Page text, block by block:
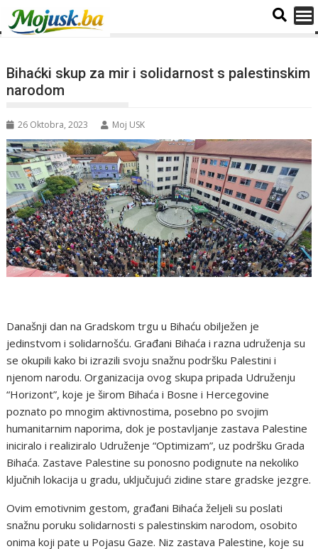
Bihaćki skup za mir i solidarnost s palestinskim
narodom
26 Oktobra, 2023 Moj USK
Današnji dan na Gradskom trgu u Bihaću obilježen je
jedinstvom i solidarnošću. Građani Bihaća i razna udruženja su
se okupili kako bi izrazili svoju snažnu podršku Palestini i
njenom narodu. Organizacija ovog skupa pripada Udruženju
“Horizont”, koje je širom Bihaća i Bosne i Hercegovine
poznato po mnogim aktivnostima, posebno po svojim
humanitarnim naporima, dok je postavljanje zastava Palestine
iniciralo i realiziralo Udruženje “Optimizam”, uz podršku Grada
Bihaća. Zastave Palestine su ponosno podignute na nekoliko
ključnih lokacija u gradu, uključujući zidine stare gradske jezgre.
Ovim emotivnim gestom, građani Bihaća željeli su poslati
snažnu poruku solidarnosti s palestinskim narodom, osobito
onima koji pate u Pojasu Gaze. Niz zastava Palestine, koje su